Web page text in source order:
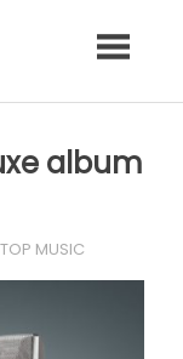
album
TOP MUSIC